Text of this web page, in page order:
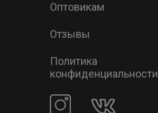
Оптовикам
Отзывы
Политика
конфиденциальности